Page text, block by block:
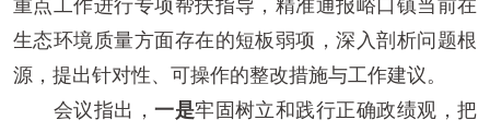
重点工作进行专项帮扶指导，精准通报峪口镇当前在
生态环境质量方面存在的短板弱项，深入剖析问题根
源，提出针对性、可操作的整改措施与工作建议。
会议指出，一是牢固树立和践行正确政绩观，把